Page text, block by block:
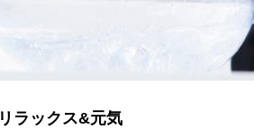
リラックス&元気